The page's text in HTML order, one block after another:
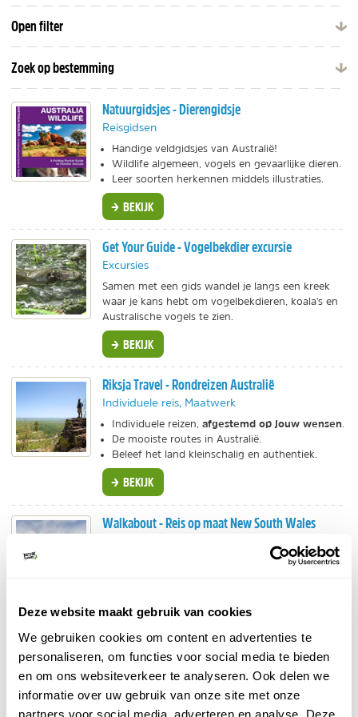
Deze website maakt gebruik van cookies
We gebruiken cookies om content en advertenties te
personaliseren, om functies voor social media te bieden
en om ons websiteverkeer te analyseren. Ook delen we
informatie over uw gebruik van onze site met onze
partners voor social media, adverteren en analyse. Deze
Open filter
Zoek op bestemming
Natuurgidsjes - Dierengidsje
Reisgidsen
Handige veldgidsjes van Australië!
Wildlife algemeen, vogels en gevaarlijke dieren.
Leer soorten herkennen middels illustraties.
BEKIJK
Get Your Guide - Vogelbekdier excursie
Excursies
Samen met een gids wandel je langs een kreek
waar je kans hebt om vogelbekdieren, koala's en
Australische vogels te zien.
BEKIJK
Riksja Travel - Rondreizen Australië
Individuele reis, Maatwerk
Individuele reizen, afgestemd op jouw wensen
De mooiste routes in Australië.
Beleef het land kleinschalig en authentiek.
BEKIJK
Walkabout - Reis op maat New South Wales
Reis op maat naar Australië en New South Wales.
BEKIJK
Bol.com - Vogelbekdier knuffel
Accessoires
Altijd al willen knuffelen met een vogelbekdier?